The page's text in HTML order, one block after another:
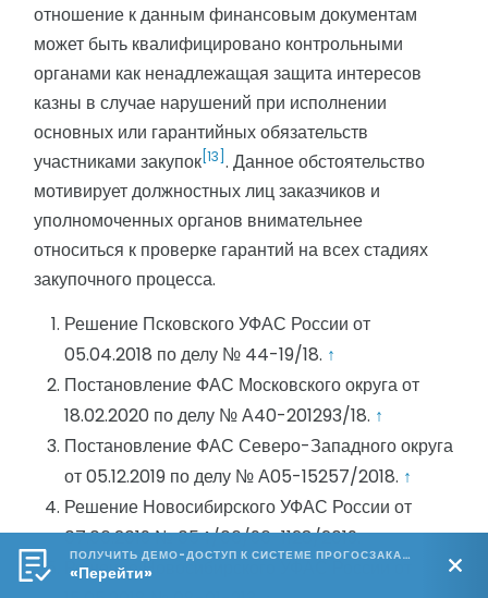
отношение к данным финансовым документам
может быть квалифицировано контрольными
органами как ненадлежащая защита интересов
казны в случае нарушений при исполнении
основных или гарантийных обязательств
участниками закупок [13] . Данное обстоятельство
мотивирует должностных лиц заказчиков и
уполномоченных органов внимательнее
относиться к проверке гарантий на всех стадиях
закупочного процесса.
Решение Псковского УФАС России от
05.04.2018 по делу № 44-19/18. ↑
Постановление ФАС Московского округа от
18.02.2020 по делу № А40-201293/18. ↑
Постановление ФАС Северо-Западного округа
от 05.12.2019 по делу № А05-15257/2018. ↑
Решение Новосибирского УФАС России от
07.06.2019 № 054/06/96-1128/2019.↑
Решение Новосибирского УФАС России от
ПОЛУЧИТЬ ДЕМО-ДОСТУП К СИСТЕМЕ ПРОГОСЗАКАЗ.РФ 🔥
«Перейти»